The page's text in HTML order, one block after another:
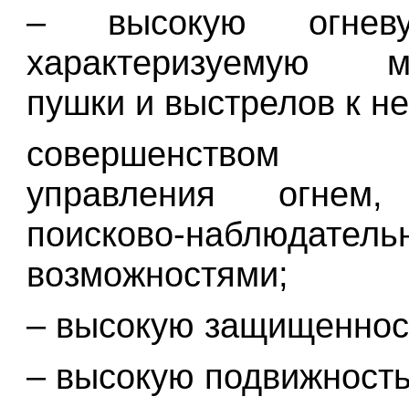
– высокую
характеризуемую
пушки и выстрелов к
совершенством
управления
поисково-
возможностями;
– высокую
– высокую